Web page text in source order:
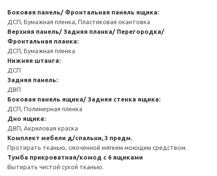
Боковая панель/ Фронтальная панель ящика:
ДСП, Бумажная пленка, Пластиковая окантовка
Верхняя панель/ Задняя планка/ Перегородка/
Фронтальная планка:
ДСП, Бумажная пленка
Нижняя штанга:
ДСП
Задняя панель:
ДВП
Боковая панель ящика/ Задняя стенка ящика:
ДСП, Полимерная пленка
Дно ящика:
ДВП, Акриловая краска
Комплект мебели д/спальни, 3 предм.
Протирать тканью, смоченной мягким моющим средством.
Тумба прикроватная/комод с 6 ящиками
Вытирать чистой сухой тканью.